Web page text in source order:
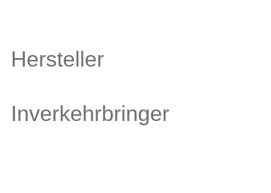
Hersteller
Inverkehrbringer